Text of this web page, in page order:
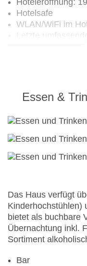
Hoteleröffnung:
Hotelsafe
WLAN/WiFi im
Letzte
Gesamtanzahl
Gesamtanzahl
Sonnenschirme
Wasserrutsche
Landeskategorie:
Essen &
Das Haus verfügt
Kinderhochstühlen)
bietet als buchbare
Übernachtung inkl.
Sortiment
Bar